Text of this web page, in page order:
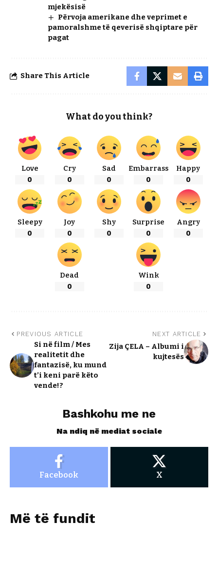
mjekësisë
Përvoja amerikane dhe veprimet e
pamoralshme të qeverisë shqiptare për
pagat
Share This Article
What do you think?
Love
0
Cry
0
Sad
0
Embarrass
0
Happy
0
Sleepy
0
Joy
0
Shy
0
Surprise
0
Angry
0
Dead
0
Wink
0
PREVIOUS ARTICLE
Si në film / Mes
realitetit dhe
fantazisë, ku mund
t’i keni parë këto
vende!?
NEXT ARTICLE
Zija ÇELA – Albumi i
kujtesës
Bashkohu me ne
Na ndiq në mediat sociale
Facebook X
Më të fundit